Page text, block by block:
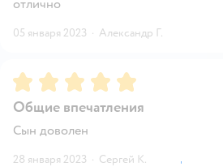
отлично
05 января 2023 · Александр Г.
Рейтинг:5
Общие впечатления
Сын доволен
28 января 2023 · Сергей К.